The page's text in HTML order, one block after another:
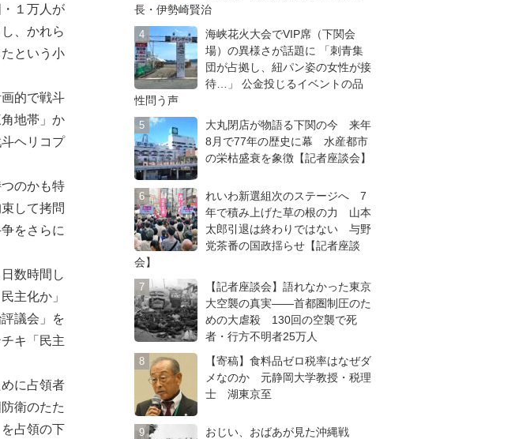
１万人が
、かれら
という小
的で戦斗
地帯」か
ヘリコプ
のかも特
して拷問
をさらに
数時間し
主化か」
議会」を
キ「民主
に占領者
衛のたた
占領の下
長・伊勢崎賢治
海峡花火大会でVIP席（下関会
場）の異様さが話題に 「刺青集
団が占拠し、紐パン姿の女性が接
待…」 公金投じるイベントの品
性問う声
大丸閉店が物語る下関の今 来年
8月で77年の歴史に幕 水産都市
の栄枯盛衰を象徴【記者座談会】
れいわ新選組次のステージへ 7
年で積み上げた草の根の力 山本
太郎引退は終わりではない 与野
党茶番の国政揺らせ【記者座談
会】
【記者座談会】語れなかった東京
大空襲の真実――首都圏制圧のた
めの大虐殺 130回の空襲で死
者・行方不明者25万人
【寄稿】食料品ゼロ税率はなぜダ
メなのか 元静岡大学教授・税理
士 湖東京至
おじい、おばあが見た沖縄戦